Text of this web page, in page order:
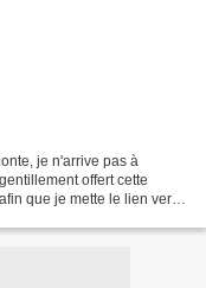
je n'arrive pas à
offert cette
que je mette le lien vers